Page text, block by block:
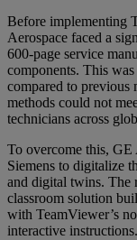
Before implementing
Aerospace faced a
600-page service
components. This
compared to previous
methods could not
technicians across
To overcome this, GE
Siemens to digitalize
and digital twins. The
classroom solution
with TeamViewer’s
interactive instructions.